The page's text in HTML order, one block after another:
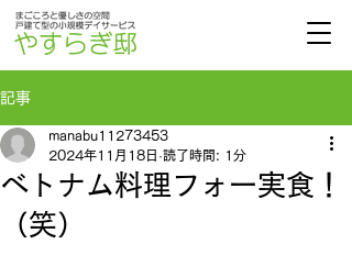
記事
ベトナム料理フォー実食！
（笑）
manabu11273453
2024年11月18日 読了時間: 1分